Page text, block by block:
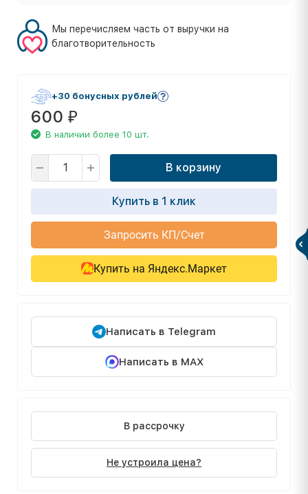
Мы перечисляем часть от выручки на
благотворительность
+30 бонусных рублей
600 ₽
В наличии более 10 шт.
В корзину
Купить в 1 клик
Запросить КП/Счет
Купить на Яндекс.Маркет
Написать в Telegram
Написать в MAX
В рассрочку
Не устроила цена?